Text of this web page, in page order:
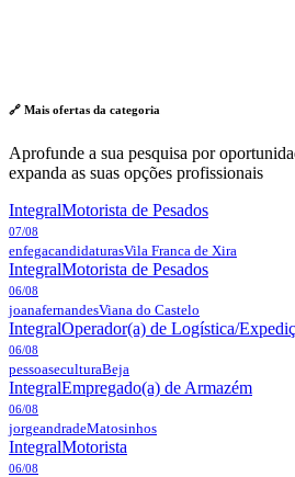
🔗 Mais ofertas da categoria
Aprofunde a sua pesquisa por
expanda as suas opções profissionais
IntegralMotorista de Pesados
07/08
enfegacandidaturasVila Franca de Xira
IntegralMotorista de Pesados
06/08
joanafernandesViana do Castelo
IntegralOperador(a) de Logística/
06/08
pessoaseculturaBeja
IntegralEmpregado(a) de Armazém
06/08
jorgeandradeMatosinhos
IntegralMotorista
06/08